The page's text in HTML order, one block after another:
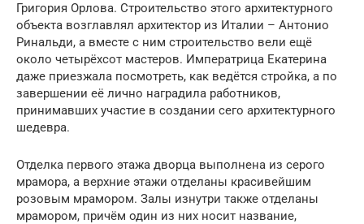
Григория Орлова. Строительство этого архитектурного
объекта возглавлял архитектор из Италии – Антонио
Ринальди, а вместе с ним строительство вели ещё
около четырёхсот мастеров. Императрица Екатерина
даже приезжала посмотреть, как ведётся стройка, а по
завершении её лично наградила работников,
принимавших участие в создании сего архитектурного
шедевра.
Отделка первого этажа дворца выполнена из серого
мрамора, а верхние этажи отделаны красивейшим
розовым мрамором. Залы изнутри также отделаны
мрамором, причём один из них носит название,